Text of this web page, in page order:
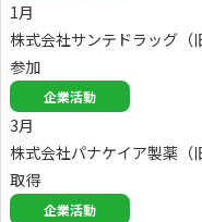
1月
株式会社サンテドラッグ（
参加
企業活動
3月
株式会社パナケイア製薬（
取得
企業活動